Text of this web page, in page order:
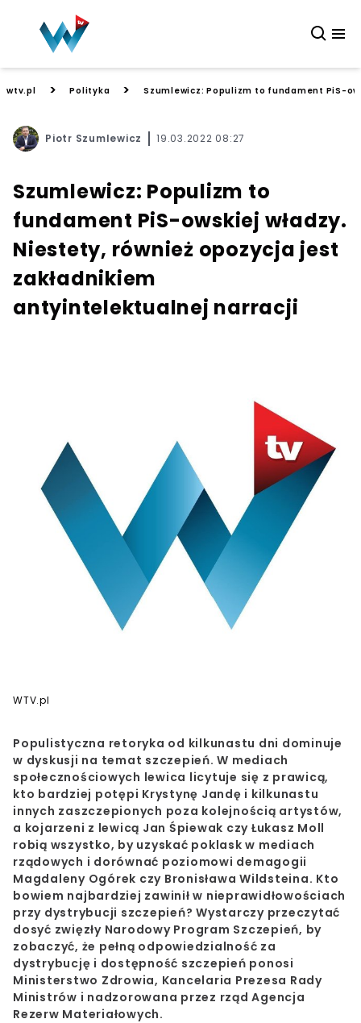
wtv.pl > Polityka > Szumlewicz: Populizm to fundament PiS-
Piotr Szumlewicz 19.03.2022 08:27
Szumlewicz: Populizm to
fundament PiS-owskiej władzy.
Niestety, również opozycja jest
zakładnikiem
antyintelektualnej narracji
WTV.pl
Populistyczna retoryka od kilkunastu dni dominuje
w dyskusji na temat szczepień. W mediach
społecznościowych lewica licytuje się z prawicą,
kto bardziej potępi Krystynę Jandę i kilkunastu
innych zaszczepionych poza kolejnością artystów,
a kojarzeni z lewicą Jan Śpiewak czy Łukasz Moll
robią wszystko, by uzyskać poklask w mediach
rządowych i dorównać poziomowi demagogii
Magdaleny Ogórek czy Bronisława Wildsteina. Kto
bowiem najbardziej zawinił w nieprawidłowościach
przy dystrybucji szczepień? Wystarczy przeczytać
dosyć zwięzły Narodowy Program Szczepień, by
zobaczyć, że pełną odpowiedzialność za
dystrybucję i dostępność szczepień ponosi
Ministerstwo Zdrowia, Kancelaria Prezesa Rady
Ministrów i nadzorowana przez rząd Agencja
Rezerw Materiałowych.